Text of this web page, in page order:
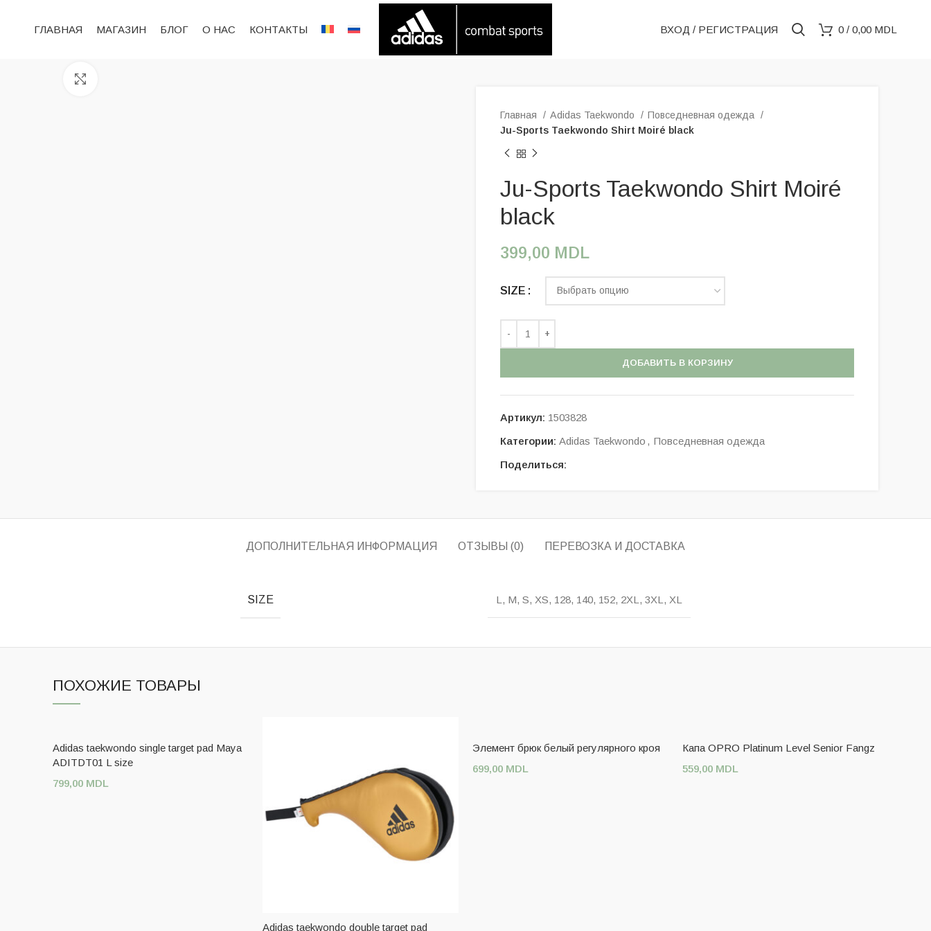
ГЛАВНАЯ МАГАЗИН БЛОГ О НАС КОНТАКТЫ ВХОД / РЕГИСТРАЦИЯ 0/ 0,00 MDL
Главная Adidas Taekwondo
Повседневная одежда
Ju-Sports Taekwondo Shirt Moiré black
Ju-Sports Taekwondo Shirt Moiré
black
399,00 MDL
SIZE
ДОБАВИТЬ В КОРЗИНУ
Артикул: 1503828
Категории: Adidas Taekwondo , Повседневная одежда
Поделиться:
ДОПОЛНИТЕЛЬНАЯ ИНФОРМАЦИЯ ОТЗЫВЫ (0) ПЕРЕВОЗКА И ДОСТАВКА
SIZE L, M, S, XS, 128, 140, 152, 2XL, 3XL, XL
ПОХОЖИЕ ТОВАРЫ
Adidas taekwondo single target pad Maya
ADITDT01 L size
799,00 MDL
Adidas taekwondo double target pad
Элемент брюк белый регулярного кроя
699,00 MDL
Капа OPRO Platinum Level Senior Fangz
559,00 MDL